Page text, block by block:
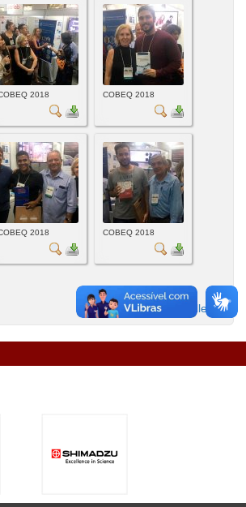
2018 COBEQ 2018
2018 COBEQ 2018
Powered byPhoca Gallery